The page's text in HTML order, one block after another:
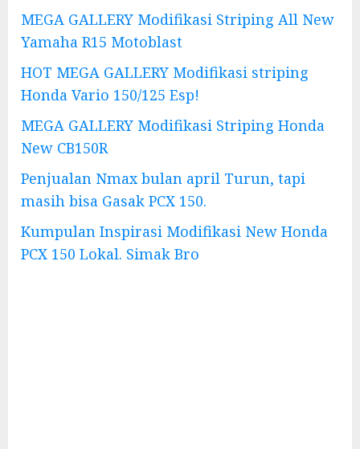
MEGA GALLERY Modifikasi Striping All New
Yamaha R15 Motoblast
HOT MEGA GALLERY Modifikasi striping
Honda Vario 150/125 Esp!
MEGA GALLERY Modifikasi Striping Honda
New CB150R
Penjualan Nmax bulan april Turun, tapi
masih bisa Gasak PCX 150.
Kumpulan Inspirasi Modifikasi New Honda
PCX 150 Lokal. Simak Bro